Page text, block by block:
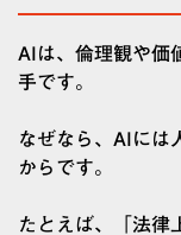
AIは、倫理観や価
手です。
なぜなら、AIには
からです。
たとえば、「法律